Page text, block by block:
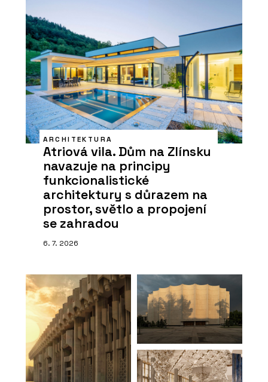
ARCHITEKTURA
Atriová vila. Dům na Zlínsku
navazuje na principy
funkcionalistické
architektury s důrazem na
prostor, světlo a propojení
se zahradou
6. 7. 2026